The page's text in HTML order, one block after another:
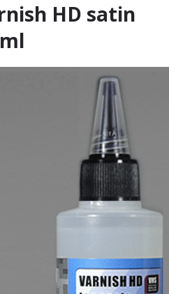
HD satin